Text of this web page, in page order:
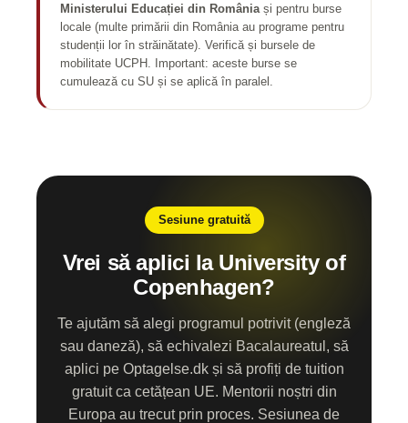
Ministerului Educației din România și pentru burse
locale (multe primării din România au programe pentru
studenții lor în străinătate). Verifică și bursele de
mobilitate UCPH. Important: aceste burse se
cumulează cu SU și se aplică în paralel.
Sesiune gratuită
Vrei să aplici la University of
Copenhagen?
Te ajutăm să alegi programul potrivit (engleză
sau daneză), să echivalezi Bacalaureatul, să
aplici pe Optagelse.dk și să profiți de tuition
gratuit ca cetățean UE. Mentorii noștri din
Europa au trecut prin proces. Sesiunea de